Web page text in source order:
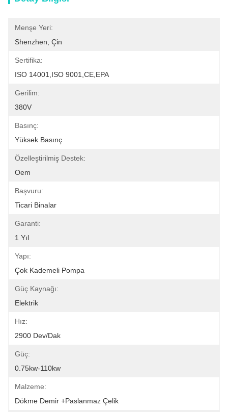
Menşe Yeri:
Shenzhen, Çin
Sertifika:
ISO 14001,ISO 9001,CE,EPA
Gerilim:
380V
Basınç:
Yüksek Basınç
Özelleştirilmiş Destek:
Oem
Başvuru:
Ticari Binalar
Garanti:
1 Yıl
Yapı:
Çok Kademeli Pompa
Güç Kaynağı:
Elektrik
Hız:
2900 Dev/dak
Güç:
0.75kw-110kw
Malzeme:
Dökme Demir +paslanmaz Çelik